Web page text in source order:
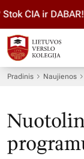
ČIA ir DABAR!
Pradinis Naujienos